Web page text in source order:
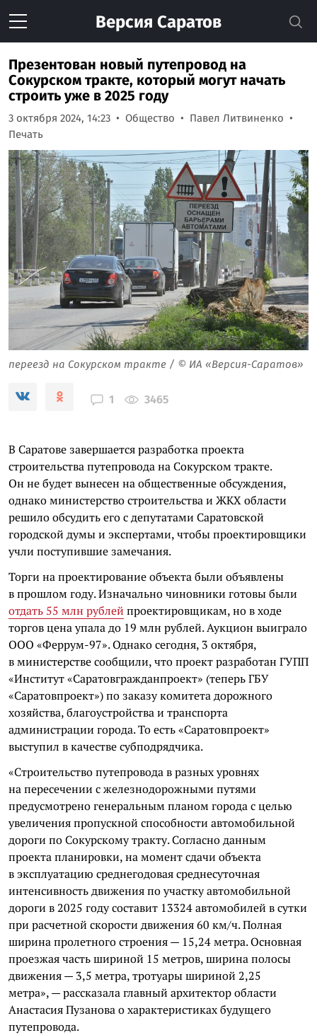
Версия Саратов
Презентован новый путепровод на
Сокурском тракте, который могут начать
строить уже в 2025 году
3 октября 2024, 14:23 Общество
Павел Литвиненко
Печать
переезд на Сокурском тракте / © ИА «Версия-Саратов»
1 3465
В Саратове завершается разработка проекта
строительства путепровода на Сокурском тракте.
Он не будет вынесен на общественные обсуждения,
однако министерство строительства и ЖКХ области
решило обсудить его с депутатами Саратовской
городской думы и экспертами, чтобы проектировщики
учли поступившие замечания.
Торги на проектирование объекта были объявлены
в прошлом году. Изначально чиновники готовы были
отдать 55 млн рублей проектировщикам, но в ходе
торгов цена упала до 19 млн рублей. Аукцион выиграло
ООО «Феррум-97». Однако сегодня, 3 октября,
в министерстве сообщили, что проект разработан ГУПП
«Институт «Саратовгражданпроект» (теперь ГБУ
«Саратовпроект») по заказу комитета дорожного
хозяйства, благоустройства и транспорта
администрации города. То есть «Саратовпроект»
выступил в качестве субподрядчика.
«Строительство путепровода в разных уровнях
на пересечении с железнодорожными путями
предусмотрено генеральным планом города с целью
увеличения пропускной способности автомобильной
дороги по Сокурскому тракту. Согласно данным
проекта планировки, на момент сдачи объекта
в эксплуатацию среднегодовая среднесуточная
интенсивность движения по участку автомобильной
дороги в 2025 году составит 13324 автомобилей в сутки
при расчетной скорости движения 60 км/ч. Полная
ширина пролетного строения — 15,24 метра. Основная
проезжая часть шириной 15 метров, ширина полосы
движения — 3,5 метра, тротуары шириной 2,25
метра», — рассказала главный архитектор области
Анастасия Пузанова о характеристиках будущего
путепровода.